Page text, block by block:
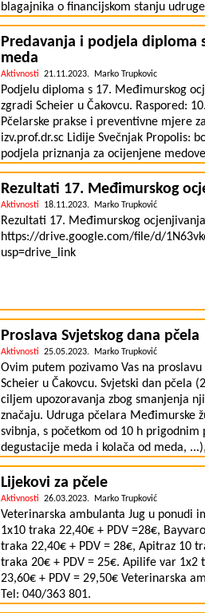
blagajnika o financijskom stanju
i prihvaćanja izvješća 5. Prijedlog
financijskog plana za 2024. godinu 7.
Prezentacija projekta BEE(A)WARE,
Riječ gostiju 10. Ostala pitanja 11.
u Pčelarstvu Medokošt, Kozjansko,
Predavanja i podjela diploma
meda
Aktivnosti 21.11.2023. Marko Trupkovic
Podjelu diploma s 17. Međimurskog
zgradi Scheier u Čakovcu. Raspored:
Pčelarske prakse i preventivne mjere
izv.prof.dr.sc Lidije Svečnjak Propolis:
podjela priznanja za ocijenjene
kolače s medom
Rezultati 17. Međimurskog
Aktivnosti 18.11.2023. Marko Trupković
Rezultati 17. Međimurskog
https://drive.google.com/file/d/
usp=drive_link
Proslava Svjetskog dana pčela
Aktivnosti 25.05.2023. Marko Trupković
Ovim putem pozivamo Vas na
Scheier u Čakovcu. Svjetski dan pčela
ciljem upozoravanja zbog smanjenja
značaju. Udruga pčelara Međimurske
svibnja, s početkom od 10 h
degustacije meda i kolača od meda,
Dražena Lušića, izv. prof. Medicinskog
(Hrvatske udruge senzoričara meda)
medova". Bit će prilike isprobati
medova i o razlici između patvorina i
upoznate svijet pčela, blagodati
nezamjenjivu ulogu. Vidimo se.
Predsjednik Željko Trupković
Lijekovi za pčele
Aktivnosti 26.03.2023. Marko Trupković
Veterinarska ambulanta Jug u ponudi
1x10 traka 22,40€ + PDV =28€,
traka 22,40€ + PDV = 28€, Apitraz 10
traka 20€ + PDV = 25€. Apilife var
23,60€ + PDV = 29,50€ Veterinarska
Tel: 040/363 801.